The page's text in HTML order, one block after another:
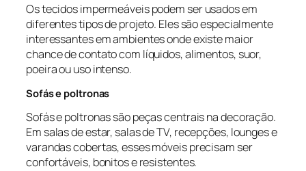
Os tecidos impermeáveis podem ser usados em
diferentes tipos de projeto. Eles são especialmente
interessantes em ambientes onde existe maior
chance de contato com líquidos, alimentos, suor,
poeira ou uso intenso.
Sofás e poltronas
Sofás e poltronas são peças centrais na decoração.
Em salas de estar, salas de TV, recepções, lounges e
varandas cobertas, esses móveis precisam ser
confortáveis, bonitos e resistentes.